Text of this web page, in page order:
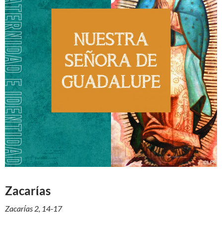
Zacarίas
Zacarίas 2, 14-17